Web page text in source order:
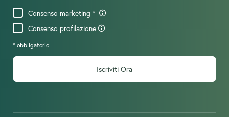
Consenso marketing
Consenso profilazione
* obbligatorio
Iscriviti Ora